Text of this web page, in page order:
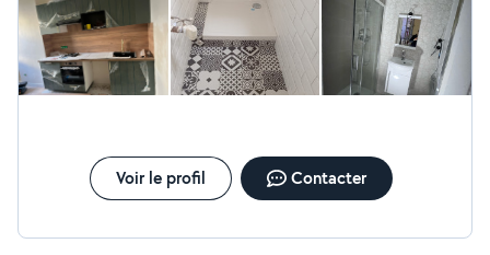
Voir le profil Contacter